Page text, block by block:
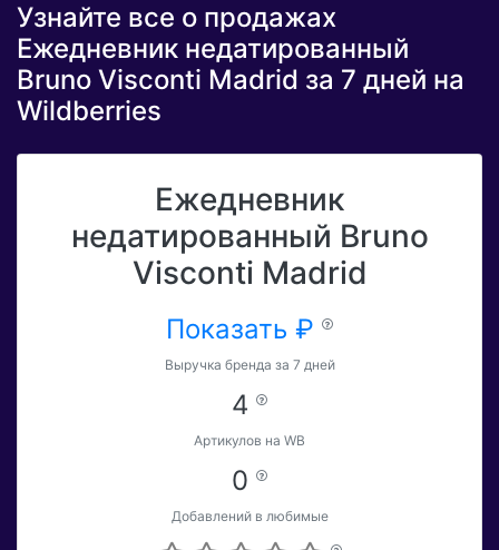
Узнайте все о продажах
Ежедневник недатированный
Bruno Visconti Madrid за 7 дней на
Wildberries
Ежедневник
недатированный Bruno
Visconti Madrid
Показать ₽
Выручка бренда за 7 дней
4
Артикулов на WB
0
Добавлений в любимые